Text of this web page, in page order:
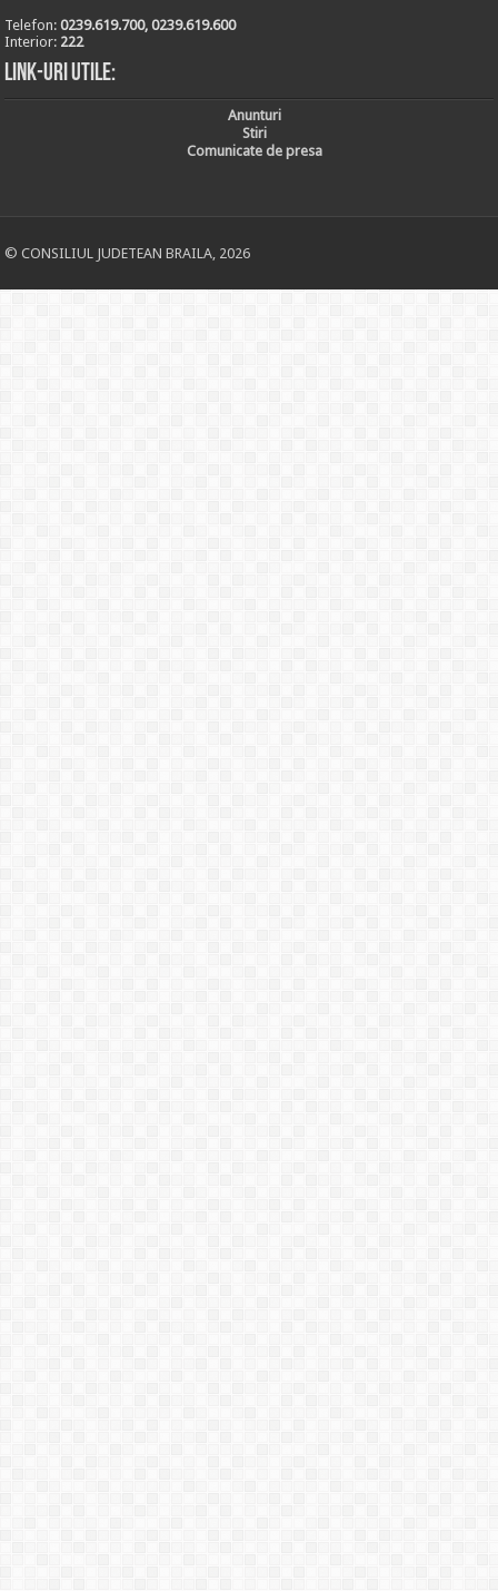
Telefon:0239.619.700, 0239.619.600
Interior: 222
Link-uri utile:
Anunturi
Stiri
Comunicate de presa
© CONSILIUL JUDETEAN BRAILA, 2026